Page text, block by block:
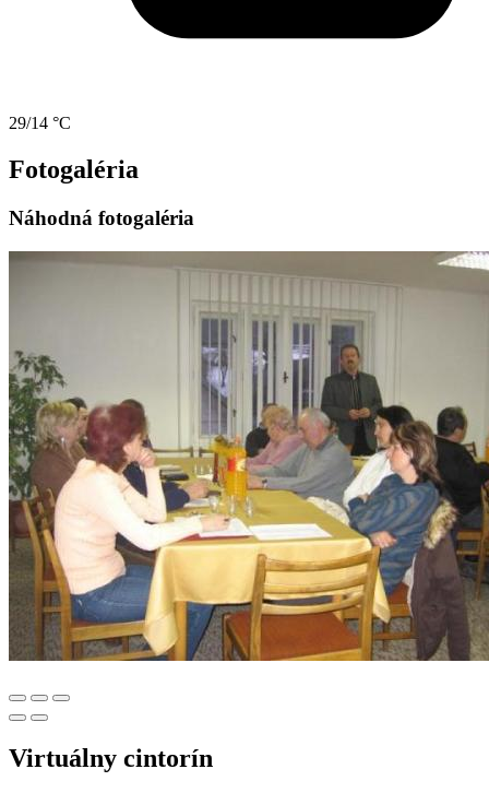
29/14 °C
Fotogaléria
Náhodná fotogaléria
Virtuálny cintorín